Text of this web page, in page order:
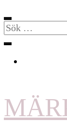
Sök
efter: